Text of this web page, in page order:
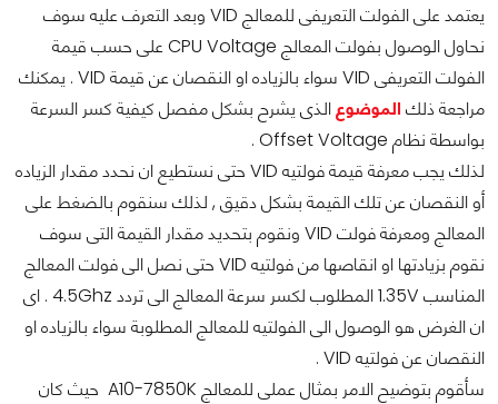
يعتمد على الفولت التعريفى للمعالج VID وبعد التعرف عليه سوف
نحاول الوصول بفولت المعالج CPU Voltage على حسب قيمة
الفولت التعريفى VID سواء بالزياده او النقصان عن قيمة VID . يمكنك
مراجعة ذلك الموضوعالذى يشرح بشكل مفصل كيفية كسر السرعة
بواسطة نظام Offset Voltage .
لذلك يجب معرفة قيمة فولتيه VID حتى نستطيع ان نحدد مقدار الزياده
أو النقصان عن تلك القيمة بشكل دقيق , لذلك سنقوم بالضغط على
المعالج ومعرفة فولت VID ونقوم بتحديد مقدار القيمة التى سوف
نقوم بزيادتها او انقاصها من فولتيه VID حتى نصل الى فولت المعالج
المناسب 1.35V المطلوب لكسر سرعة المعالج الى تردد 4.5Ghz . اى
ان الغرض هو الوصول الى الفولتيه للمعالج المطلوبة سواء بالزياده او
النقصان عن فولتيه VID .
سأقوم بتوضيح الامر بمثال عملى للمعالج A10-7850K حيث كان